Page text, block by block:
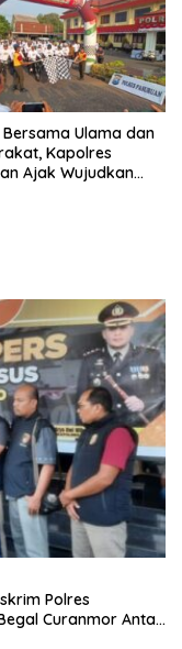
Bersama Ulama dan
Kapolres
Ajak Wujudkan
Polres
Curanmor Antar